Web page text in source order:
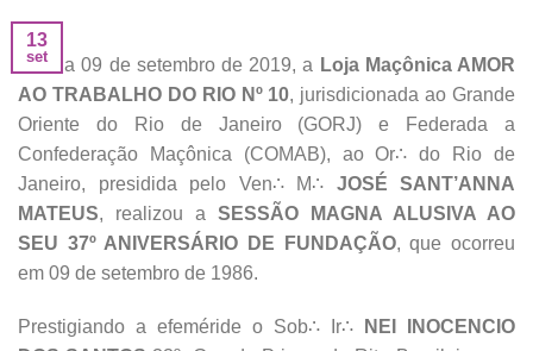
13
set
No dia 09 de setembro de 2019, a Loja Maçônica AMOR
AO TRABALHO DO RIO Nº 10, jurisdicionada ao Grande
Oriente do Rio de Janeiro (GORJ) e Federada a
Confederação Maçônica (COMAB), ao Or∴ do Rio de
Janeiro, presidida pelo Ven∴ M∴ JOSÉ SANT’ANNA
MATEUS, realizou a SESSÃO MAGNA ALUSIVA AO
SEU 37º ANIVERSÁRIO DE FUNDAÇÃO, que ocorreu
em 09 de setembro de 1986.
Prestigiando a efeméride o Sob∴ Ir∴
NEI INOCENCIO